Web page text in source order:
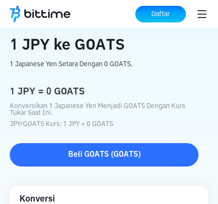
Daftar
Beranda Konverter Kripto ke GOATS
1 JPY ke GOATS
1 Japanese Yen Setara Dengan 0 GOATS.
1 JPY = 0 GOATS
Konversikan 1 Japanese Yen Menjadi GOATS Dengan Kurs
Tukar Saat Ini.
JPY/GOATS Kurs: 1 JPY = 0 GOATS
Beli GOATS (GOATS)
Konversi